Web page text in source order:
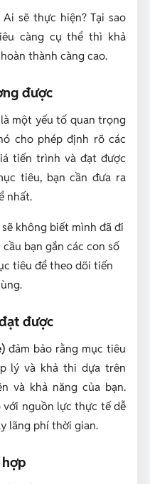
sẽ thực hiện? Tại sao
càng cụ thể thì khả
thành càng cao.
được
là một yếu tố quan trọng
cho phép định rõ các
tiến trình và đạt được
tiêu, bạn cần đưa ra
nhất.
không biết mình đã đi
bạn gắn các con số
tiêu để theo dõi tiến
được
đảm bảo rằng mục tiêu
lý và khả thi dựa trên
và khả năng của bạn.
với nguồn lực thực tế dễ
lãng phí thời gian.